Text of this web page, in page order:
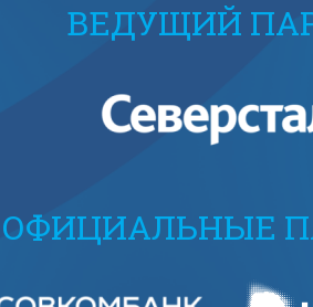
ВЕДУЩИЙ
ОФИЦИАЛЬНЫЕ